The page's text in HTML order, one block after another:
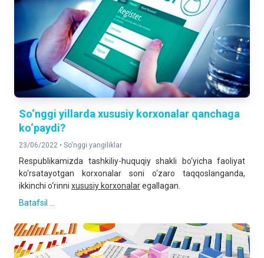
So‘nggi yillarda xususiy korxonalar qanchaga
ko‘paydi?
23/06/2022 • So'nggi yangiliklar
Respublikamizda tashkiliy-huquqiy shakli bo‘yicha faoliyat
ko‘rsatayotgan korxonalar soni o‘zaro taqqoslanganda,
ikkinchi o‘rinni xususiy korxonalaregallagan.
Batafsil ...